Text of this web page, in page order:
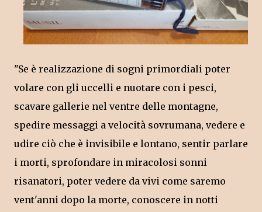
"Se è realizzazione di sogni primordiali poter
volare con gli uccelli e nuotare con i pesci,
scavare gallerie nel ventre delle montagne,
spedire messaggi a velocità sovrumana, vedere e
udire ciò che è invisibile e lontano, sentir parlare
i morti, sprofondare in miracolosi sonni
risanatori, poter vedere da vivi come saremo
vent'anni dopo la morte, conoscere in notti